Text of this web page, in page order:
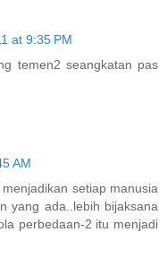
at 9:35 PM
temen2 seangkatan pas
AM
setiap manusia
yang ada..lebih bijaksana
perbedaan-2 itu menjadi